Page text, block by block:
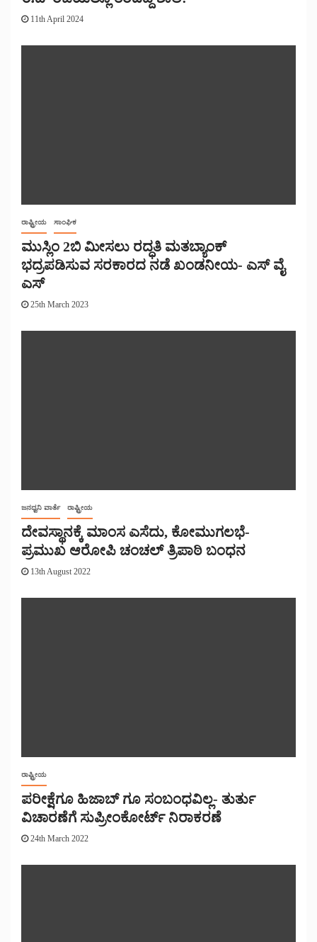
11th April 2024
ರಾಷ್ಟ್ರೀಯ ಸಾಂಘಿಕ
ಮುಸ್ಲಿಂ 2ಬಿ ಮೀಸಲು ರದ್ಧತಿ ಮತಬ್ಯಾಂಕ್
ಭದ್ರಪಡಿಸುವ ಸರಕಾರದ ನಡೆ ಖಂಡನೀಯ- ಎಸ್ ವೈ
ಎಸ್
25th March 2023
ಜನಧ್ವನಿ ವಾರ್ತೆ ರಾಷ್ಟ್ರೀಯ
ದೇವಸ್ಥಾನಕ್ಕೆ ಮಾಂಸ ಎಸೆದು, ಕೋಮುಗಲಭೆ-
ಪ್ರಮುಖ ಆರೋಪಿ ಚಂಚಲ್ ತ್ರಿಪಾಠಿ ಬಂಧನ
13th August 2022
ರಾಷ್ಟ್ರೀಯ
ಪರೀಕ್ಷೆಗೂ ಹಿಜಾಬ್ ಗೂ ಸಂಬಂಧವಿಲ್ಲ- ತುರ್ತು
ವಿಚಾರಣೆಗೆ ಸುಪ್ರೀಂಕೋರ್ಟ್ ನಿರಾಕರಣೆ
24th March 2022